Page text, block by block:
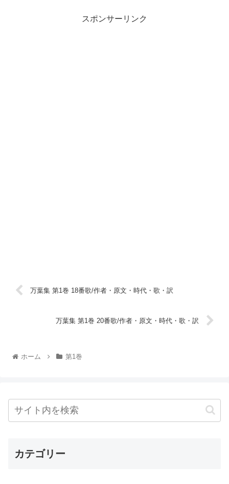
スポンサーリンク
万葉集 第1巻 18番歌/作者・原文・時代・歌・訳
万葉集 第1巻 20番歌/作者・原文・時代・歌・訳
ホーム 第1巻
カテゴリー